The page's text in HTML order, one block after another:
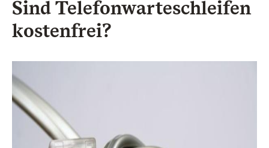
Sind Telefonwarteschleifen
kostenfrei?